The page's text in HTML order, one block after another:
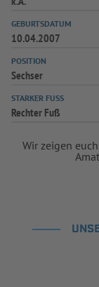
GEBURTSDATUM
10.04.2007
POSITION
Sechser
STARKER FUSS
Rechter Fuß
Wir zeigen